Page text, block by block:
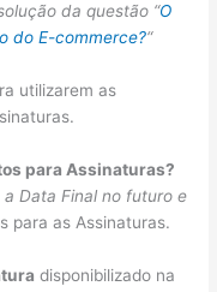
da questão “O
do E-commerce?“
utilizarem as
para Assinaturas?
a Data Final no futuro e
para as Assinaturas.
disponibilizado na